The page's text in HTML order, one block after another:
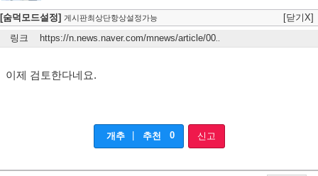
[숨덕모드설정] 게시판최상단항상설정가능
[닫기X]
링크
https://n.news.naver.com/mnews/article/00
이제 검토한다네요.
개추 추천 0 신고